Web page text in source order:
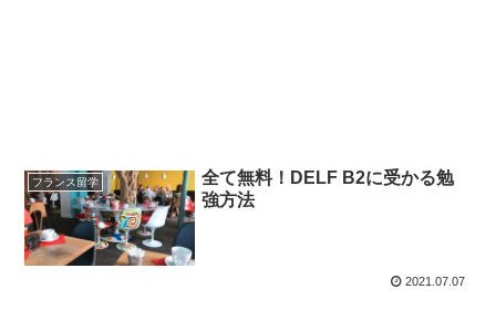
フランス留学
全て無料！DELF B2に受かる勉
強方法
2021.07.07